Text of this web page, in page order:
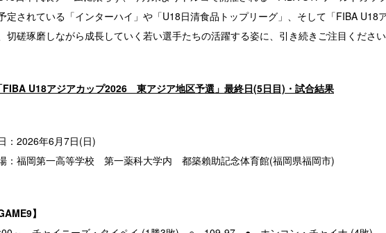
定されている「インターハイ」や「U18日清食品トップリーグ」、そして「FIBA U18
切磋琢磨しながら成長していく若い選手たちの活躍する姿に、引き続きご注目ください
FIBA U18アジアカップ2026 東アジア地区予選」最終日(5日目)・試合結果
：2026年6月7日(日)
：福岡第一高等学校 第一薬科大学内 都築賴助記念体育館(福岡県福岡市)
】